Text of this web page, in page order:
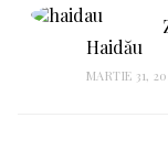
Haidău
MARTIE 31,